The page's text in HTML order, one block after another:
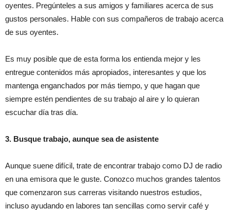
oyentes. Pregúnteles a sus amigos y familiares acerca de sus
gustos personales. Hable con sus compañeros de trabajo acerca
de sus oyentes.
Es muy posible que de esta forma los entienda mejor y les
entregue contenidos más apropiados, interesantes y que los
mantenga enganchados por más tiempo, y que hagan que
siempre estén pendientes de su trabajo al aire y lo quieran
escuchar día tras día.
3. Busque trabajo, aunque sea de asistente
Aunque suene difícil, trate de encontrar trabajo como DJ de radio
en una emisora que le guste. Conozco muchos grandes talentos
que comenzaron sus carreras visitando nuestros estudios,
incluso ayudando en labores tan sencillas como servir café y